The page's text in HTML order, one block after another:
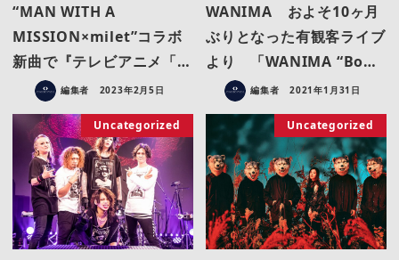
“MAN WITH A
MISSION×milet”コラボ
新曲で『テレビアニメ「…
編集者 2023年2月5日
WANIMA およそ10ヶ月
ぶりとなった有観客ライブ
より 「WANIMA “Bo…
編集者 2021年1月31日
Uncategorized Uncategorized